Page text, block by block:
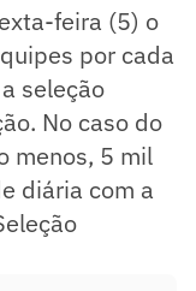
feira (5) o
por cada
seleção
No caso do
menos, 5 mil
diária com a